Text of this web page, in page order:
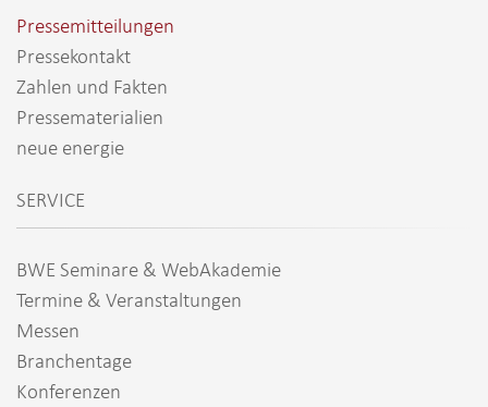
Pressemitteilungen
Pressekontakt
Zahlen und Fakten
Pressematerialien
neue energie
SERVICE
BWE Seminare & WebAkademie
Termine & Veranstaltungen
Messen
Branchentage
Konferenzen